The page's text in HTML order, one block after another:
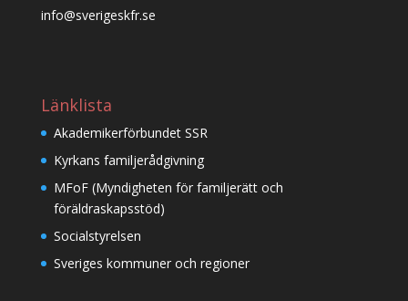
info@sverigeskfr.se
Länklista
Akademikerförbundet SSR
Kyrkans familjerådgivning
MFoF (Myndigheten för familjerätt och
föräldraskapsstöd)
Socialstyrelsen
Sveriges kommuner och regioner